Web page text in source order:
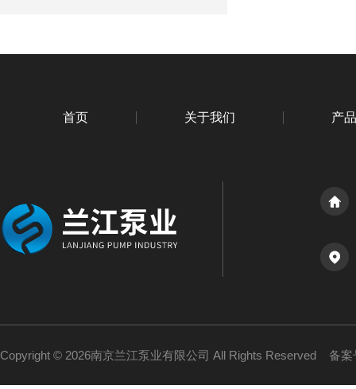
首页 关于我们 产
Copyright © 2026南京兰江泵业有限公司 All Rights Reserved 备案